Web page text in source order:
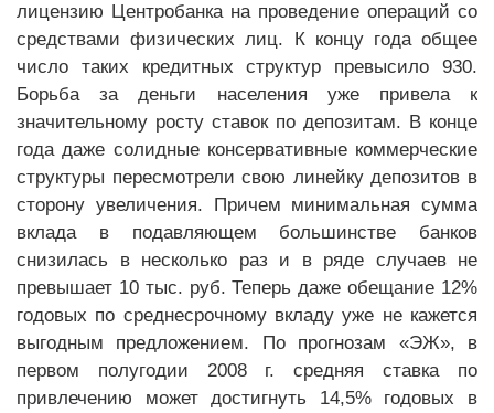
лицензию Центробанка на проведение операций со
средствами физических лиц. К концу года общее
число таких кредитных структур превысило 930.
Борьба за деньги населения уже привела к
значительному росту ставок по депозитам. В конце
года даже солидные консервативные коммерческие
структуры пересмотрели свою линейку депозитов в
сторону увеличения. Причем минимальная сумма
вклада в подавляющем большинстве банков
снизилась в несколько раз и в ряде случаев не
превышает 10 тыс. руб. Теперь даже обещание 12%
годовых по среднесрочному вкладу уже не кажется
выгодным предложением. По прогнозам «ЭЖ», в
первом полугодии 2008 г. средняя ставка по
привлечению может достигнуть 14,5% годовых в